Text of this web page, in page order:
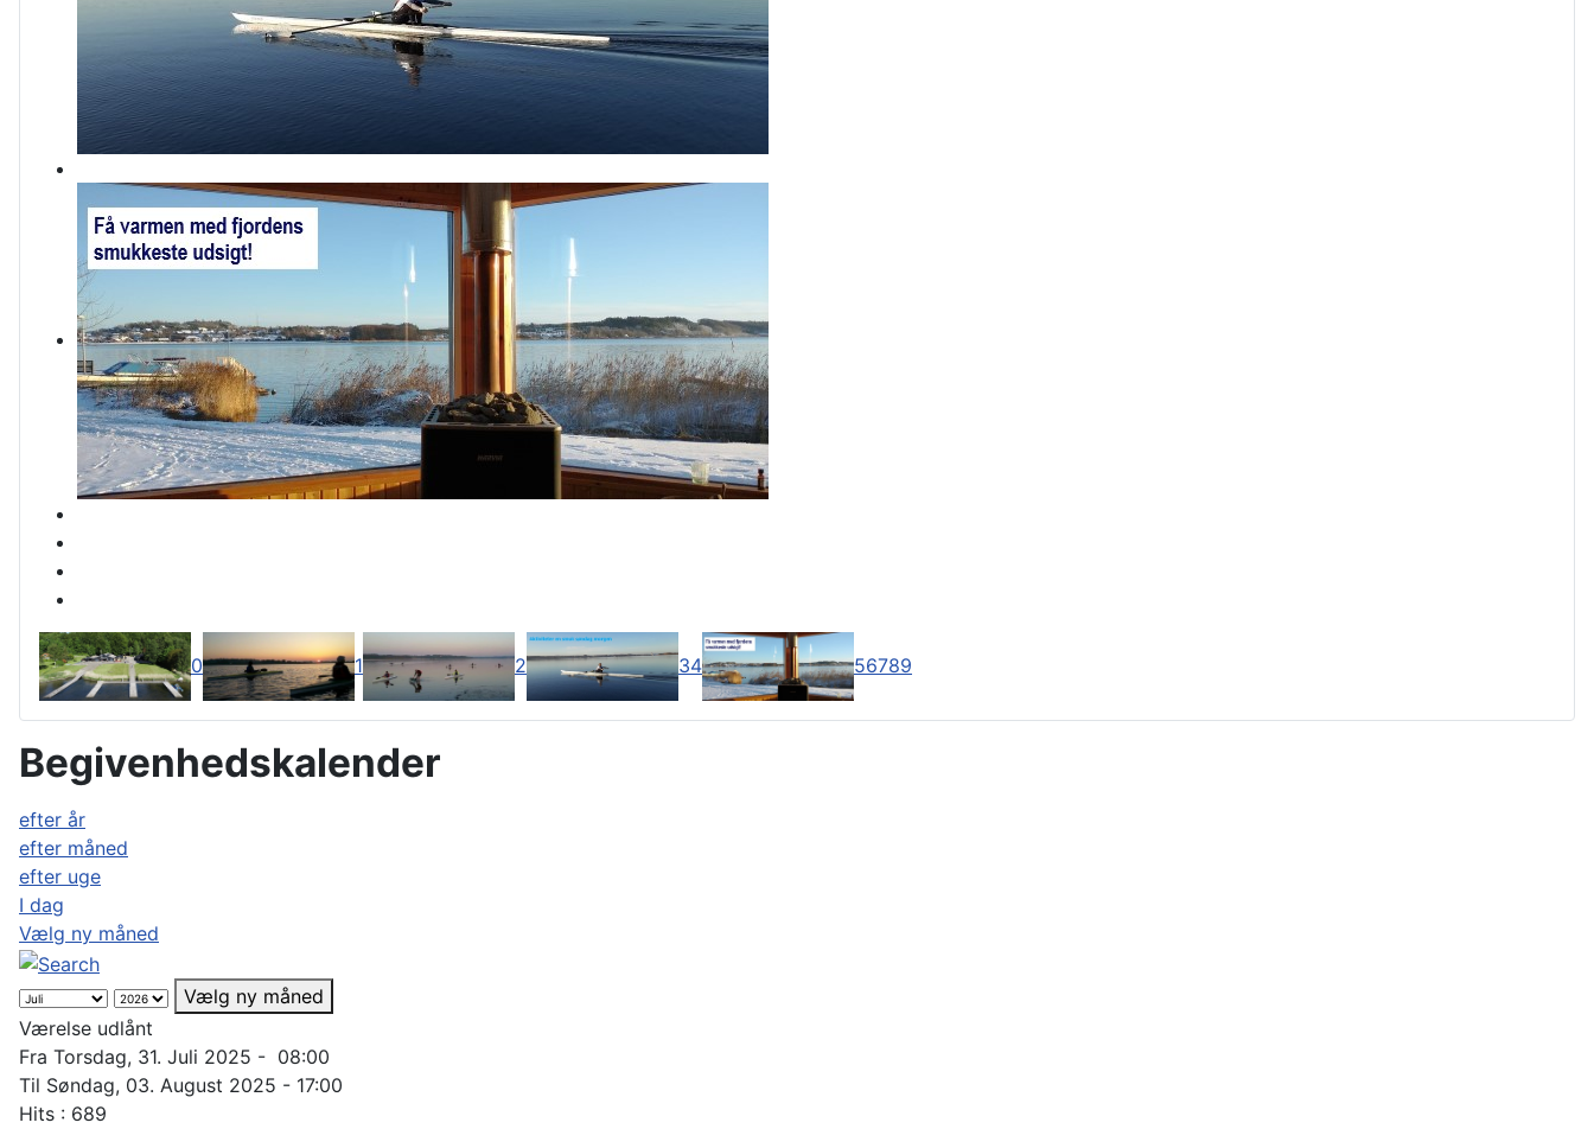
0 1 2 34 56789
Begivenhedskalender
efter år
efter måned
efter uge
I dag
Vælg ny måned
Vælg ny måned
Værelse udlånt
Fra Torsdag, 31. Juli 2025 - 08:00
Til Søndag, 03. August 2025 - 17:00
Hits : 689